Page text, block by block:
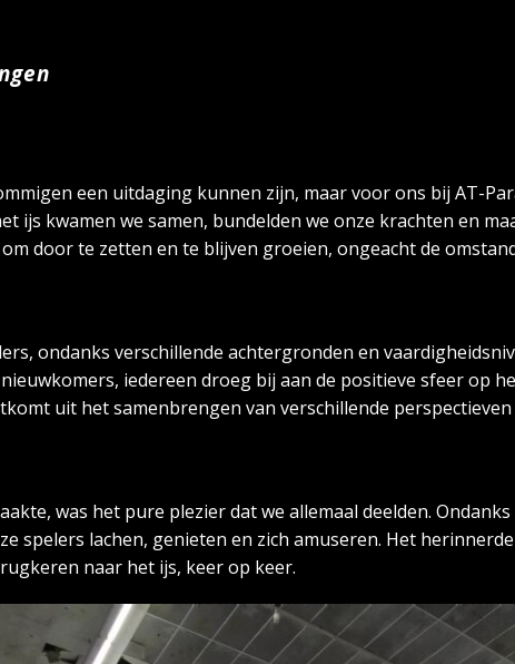
een uitdaging kunnen zijn, maar voor ons bij AT-
ijs kwamen we samen, bundelden we onze krachten en
door te zetten en te blijven groeien, ongeacht de
ondanks verschillende achtergronden en
iedereen droeg bij aan de positieve sfeer op
uit het samenbrengen van verschillende
was het pure plezier dat we allemaal deelden.
spelers lachen, genieten en zich amuseren. Het
naar het ijs, keer op keer.